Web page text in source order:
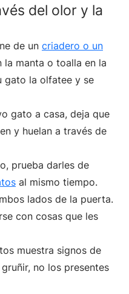
del olor y la
de un criadero o un
la manta o toalla en la
gato la olfatee y se
gato a casa, deja que
y huelan a través de
prueba darles de
al mismo tiempo.
lados de la puerta.
con cosas que les
muestra signos de
no los presentes